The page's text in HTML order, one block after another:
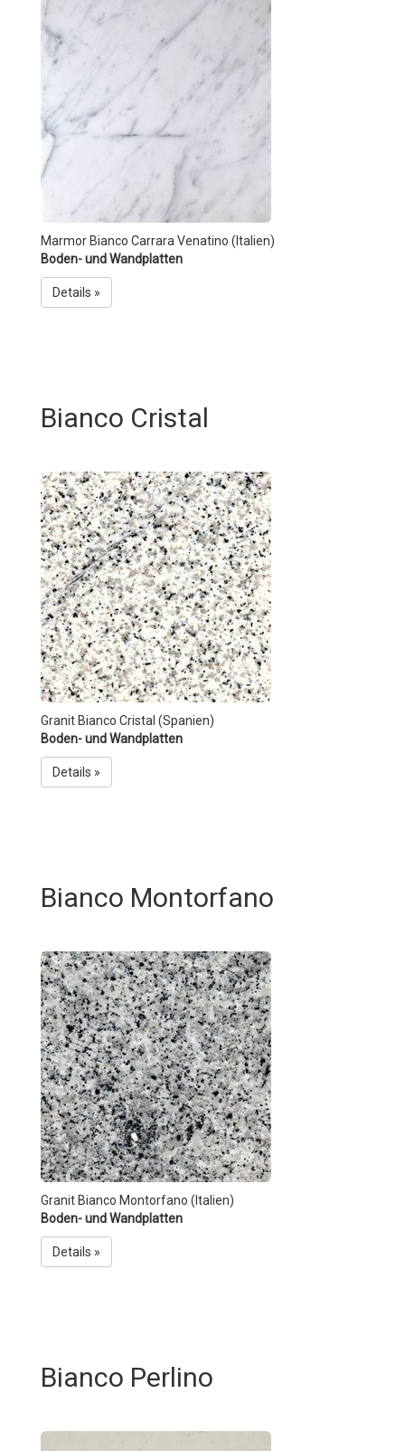
Marmor Bianco Carrara Venatino (Italien)
Boden- und Wandplatten
Details »
Bianco Cristal
Granit Bianco Cristal (Spanien)
Boden- und Wandplatten
Details »
Bianco Montorfano
Granit Bianco Montorfano (Italien)
Boden- und Wandplatten
Details »
Bianco Perlino